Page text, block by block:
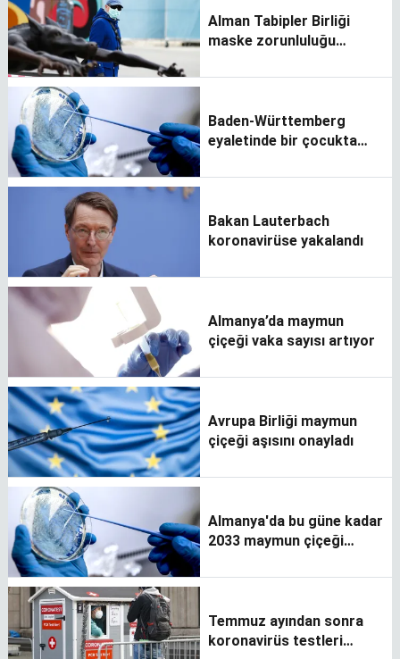
Alman Tabipler Birliği
maske zorunluluğu
Baden-Württemberg
eyaletinde bir çocukta
görüldü
Bakan Lauterbach
koronavirüse yakalandı
Almanya’da maymun
çiçeği vaka sayısı artıyor
Avrupa Birliği maymun
çiçeği aşısını onayladı
Almanya'da bu güne kadar
2033 maymun çiçeği
Temmuz ayından sonra
koronavirüs testleri